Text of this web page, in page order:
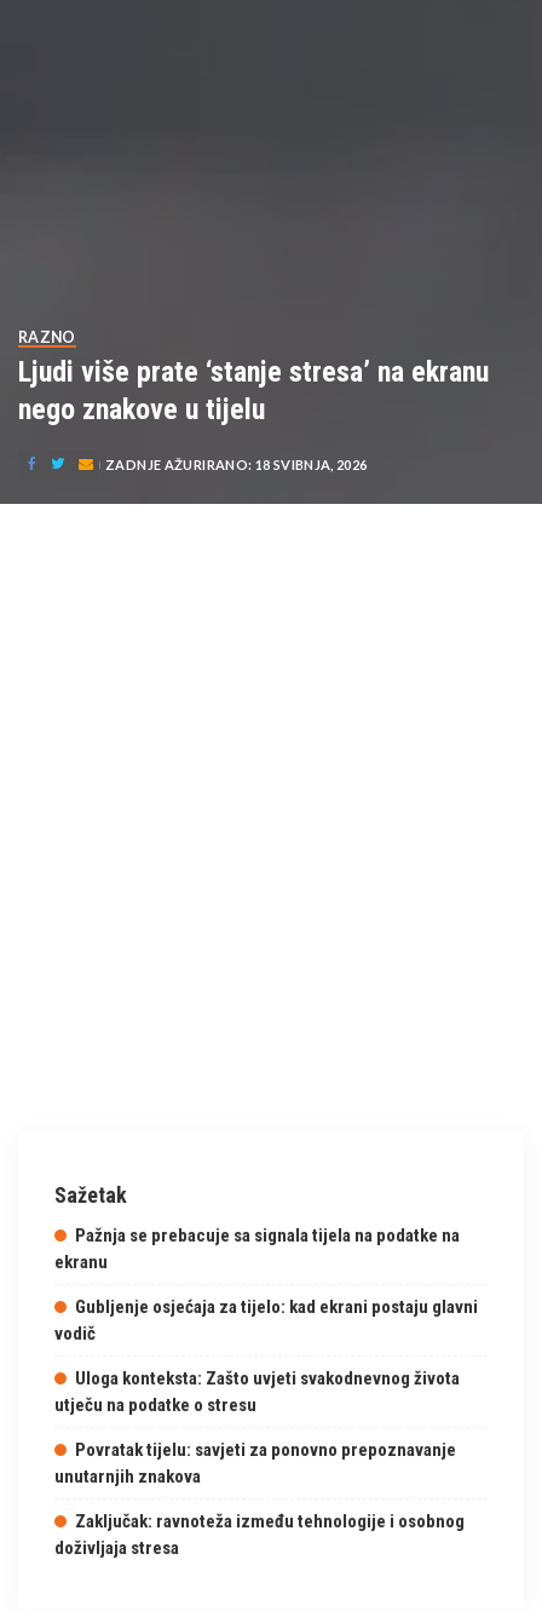
RAZNO
Ljudi više prate ‘stanje stresa’ na ekranu
nego znakove u tijelu
ZADNJE AŽURIRANO: 18 SVIBNJA, 2026
Sažetak
Pažnja se prebacuje sa signala tijela na podatke na
ekranu
Gubljenje osjećaja za tijelo: kad ekrani postaju glavni
vodič
Uloga konteksta: Zašto uvjeti svakodnevnog života
utječu na podatke o stresu
Povratak tijelu: savjeti za ponovno prepoznavanje
unutarnjih znakova
Zaključak: ravnoteža između tehnologije i osobnog
doživljaja stresa